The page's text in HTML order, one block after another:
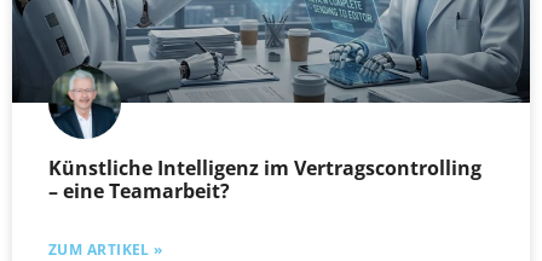
Künstliche Intelligenz im Vertragscontrolling
– eine Teamarbeit?
ZUM ARTIKEL »